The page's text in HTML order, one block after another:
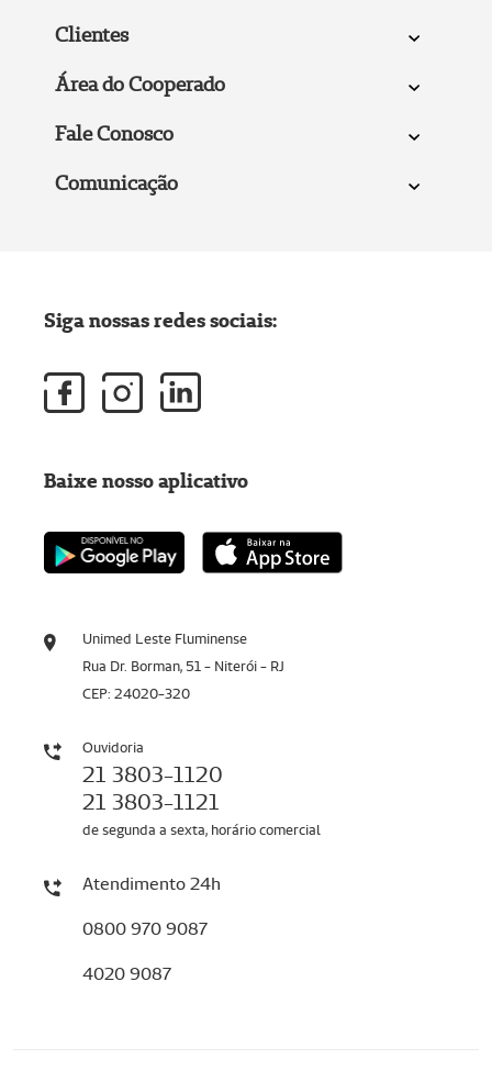
Clientes
Área do Cooperado
Fale Conosco
Comunicação
Unimed Leste Fluminense
Rua Dr. Borman, 51 - Niterói - RJ
CEP: 24020-320
Ouvidoria
21 3803-1120
21 3803-1121
de segunda a sexta, horário comercial
Atendimento 24h
0800 970 9087
4020 9087
Siga nossas redes sociais:
Baixe nosso aplicativo